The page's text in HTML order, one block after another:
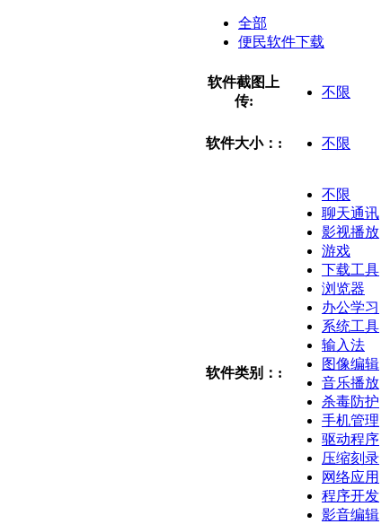
全部
便民软件下载
软件截图上
传:
不限
软件大小：: 不限
软件类别：:
不限
聊天通讯
影视播放
游戏
下载工具
浏览器
办公学习
系统工具
输入法
图像编辑
音乐播放
杀毒防护
手机管理
驱动程序
压缩刻录
网络应用
程序开发
影音编辑